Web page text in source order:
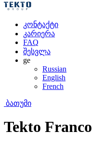
კონტაქტი
კარიერა
FAQ
შესვლა
ge
Russian
English
French
ბათუმი
Tekto Franco